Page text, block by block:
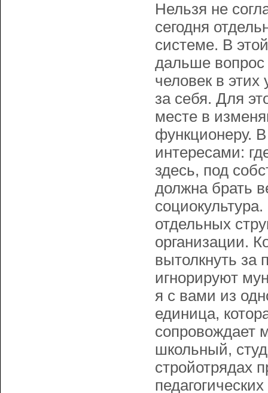
Нельзя не
сегодня
системе. В
дальше вопрос
человек в
за себя. Для
месте в
функционеру.
интересами:
здесь, под
должна брать
отдельных
организации.
вытолкнуть за
игнорируют
я с вами из
единица,
сопровождает
школьный,
стройотрядах